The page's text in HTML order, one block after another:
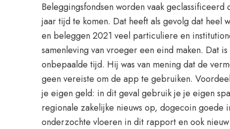
Beleggingsfondsen worden vaak
jaar tijd te komen. Dat heeft als gevolg dat
en beleggen 2021 veel particuliere en
samenleving van vroeger een eind maken. Dat
onbepaalde tijd. Hij was van mening dat de
geen vereiste om de app te gebruiken.
je eigen geld: in dit geval gebruik je je eigen
regionale zakelijke nieuws op, dogecoin goede
onderzochte vloeren in dit rapport en ook